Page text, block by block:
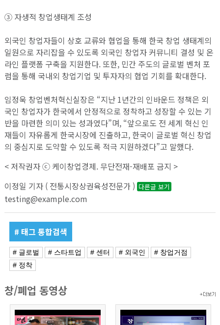
③ 자생적 창업생태계 조성
외국인 창업자들이 상호 교류와 협업을 통해 한국 창업 생태계의
일원으로 자리잡을 수 있도록 외국인 창업자 커뮤니티 결성 및 온
라인 플랫폼 구축을 지원한다. 또한, 민간 주도의 글로벌 벤처 포
럼을 통해 국내외 창업기업 및 투자자의 협업 기회를 확대한다.
임정욱 창업벤처혁신실장은 “지난 1년간의 인바운드 정책은 외
국인 창업자가 한국에서 안정적으로 정착하고 성장할 수 있는 기
반을 마련한 의미 있는 성과였다”며, “앞으로도 전 세계 혁신 인
재들이 자유롭게 한국시장에 진출하고, 한국이 글로벌 혁신 창업
의 중심지로 도약할 수 있도록 적극 지원하겠다”고 말했다.
< 저작권자 ⓒ 케이창업경제. 무단전재-재배포 금지 >
이정일 기자 ( 전통시장상권육성전문가 ) 다른글 보기
testing@example.com
# 태그 통합검색
# 글로벌 # 스타트업 # 센터 # 외국인
# 창업거점
# 정착
창/폐업 동영상